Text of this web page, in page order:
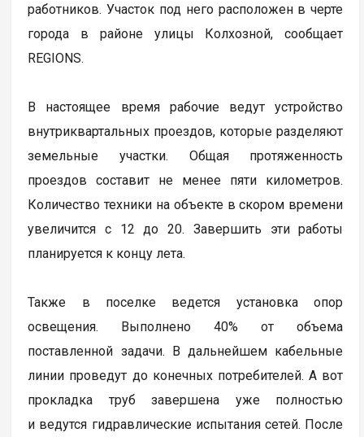
работников. Участок под него расположен в черте
города в районе улицы Колхозной, сообщает
REGIONS.
В настоящее время рабочие ведут устройство
внутриквартальных проездов, которые разделяют
земельные участки. Общая протяженность
проездов составит не менее пяти километров.
Количество техники на объекте в скором времени
увеличится с 12 до 20. Завершить эти работы
планируется к концу лета.
Также в поселке ведется установка опор
освещения. Выполнено 40% от объема
поставленной задачи. В дальнейшем кабельные
линии проведут до конечных потребителей. А вот
прокладка труб завершена уже полностью
и ведутся гидравлические испытания сетей. После